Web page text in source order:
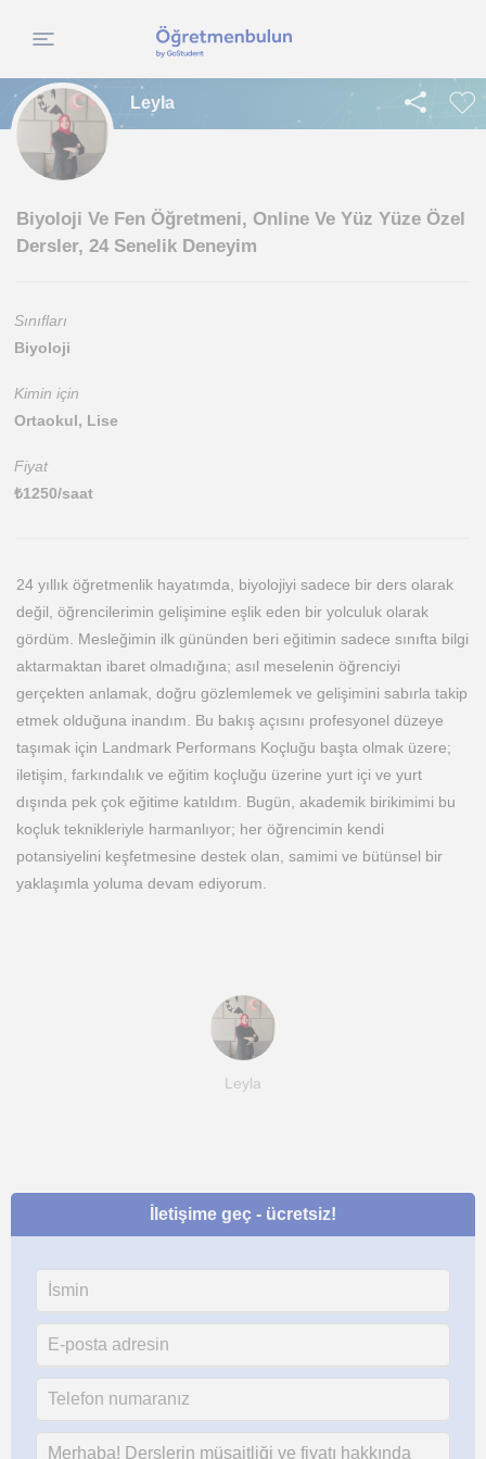
Leyla
Biyoloji Ve Fen Öğretmeni, Online Ve Yüz Yüze Özel
Dersler, 24 Senelik Deneyim
Sınıfları
Biyoloji
Kimin için
Ortaokul, Lise
Fiyat
₺1250/saat
24 yıllık öğretmenlik hayatımda, biyolojiyi sadece bir ders olarak
değil, öğrencilerimin gelişimine eşlik eden bir yolculuk olarak
gördüm. Mesleğimin ilk gününden beri eğitimin sadece sınıfta bilgi
aktarmaktan ibaret olmadığına; asıl meselenin öğrenciyi
gerçekten anlamak, doğru gözlemlemek ve gelişimini sabırla takip
etmek olduğuna inandım. Bu bakış açısını profesyonel düzeye
taşımak için Landmark Performans Koçluğu başta olmak üzere;
iletişim, farkındalık ve eğitim koçluğu üzerine yurt içi ve yurt
dışında pek çok eğitime katıldım. Bugün, akademik birikimimi bu
koçluk teknikleriyle harmanlıyor; her öğrencimin kendi
potansiyelini keşfetmesine destek olan, samimi ve bütünsel bir
yaklaşımla yoluma devam ediyorum.
Leyla
İletişime geç - ücretsiz!